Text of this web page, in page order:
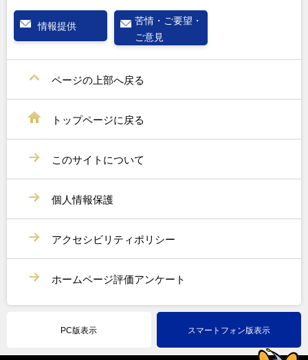
情報提供
苦情・ご要望・
ご意見
ページの上部へ戻る
トップページに戻る
このサイトについて
個人情報保護
アクセシビリティポリシー
ホームページ評価アンケート
PC版表示 スマートフォン版表示